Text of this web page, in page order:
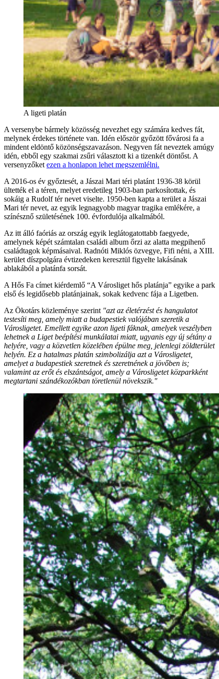
A ligeti platán
A versenybe bármely közösség nevezhet egy számára kedves fát,
melynek érdekes története van. Idén először győzött fővárosi fa a
mindent eldöntő közönségszavazáson. Negyven fát neveztek amúgy
idén, ebből egy szakmai zsűri választott ki a tizenkét döntőst. A
versenyzőket ezen a honlapon lehet megszemlélni.
A 2016-os év győztesét, a Jászai Mari téri platánt 1936-38 körül
ültették el a téren, melyet eredetileg 1903-ban parkosítottak, és
sokáig a Rudolf tér nevet viselte. 1950-ben kapta a terület a Jászai
Mari tér nevet, az egyik legnagyobb magyar tragika emlékére, a
színésznő születésének 100. évfordulója alkalmából.
Az itt álló faóriás az ország egyik leglátogatottabb faegyede,
amelynek képét számtalan családi album őrzi az alatta megpihenő
családtagok képmásaival. Radnóti Miklós özvegye, Fifi néni, a XIII.
kerület díszpolgára évtizedeken keresztül figyelte lakásának
ablakából a platánfa sorsát.
A Hős Fa címet kiérdemlő “A Városliget hős platánja” egyike a park
első és legidősebb platánjainak, sokak kedvenc fája a Ligetben.
Az Ökotárs közleménye szerint "azt az életérzést és hangulatot
testesíti meg, amely miatt a budapestiek valójában szeretik a
Városligetet. Emellett egyike azon ligeti fáknak, amelyek veszélyben
lehetnek a Liget beépítési munkálatai miatt, ugyanis egy új sétány a
helyére, vagy a közvetlen közelében épülne meg, jelenlegi zöldterület
helyén. Ez a hatalmas platán szimbolizálja azt a Városligetet,
amelyet a budapestiek szeretnek és szeretnének a jövőben is;
valamint az erőt és elszántságot, amely a Városligetet közparkként
megtartani szándékozókban töretlenül növekszik."